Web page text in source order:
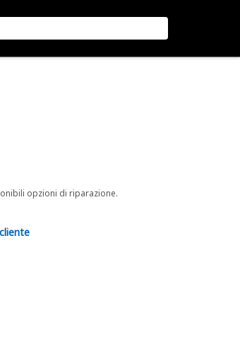
opzioni di riparazione.